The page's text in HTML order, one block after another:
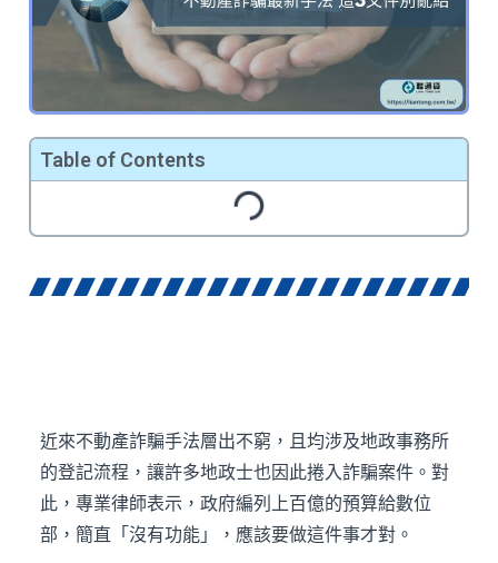
Table of Contents
近來不動產詐騙手法層出不窮，且均涉及地政事務所
的登記流程，讓許多地政士也因此捲入詐騙案件。對
此，專業律師表示，政府編列上百億的預算給數位
部，簡直「沒有功能」，應該要做這件事才對。